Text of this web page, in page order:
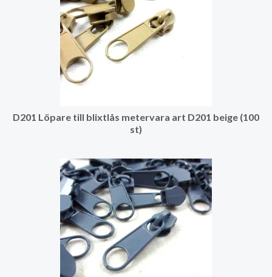
D201 Löpare till blixtlås metervara art D201 beige (100
st)